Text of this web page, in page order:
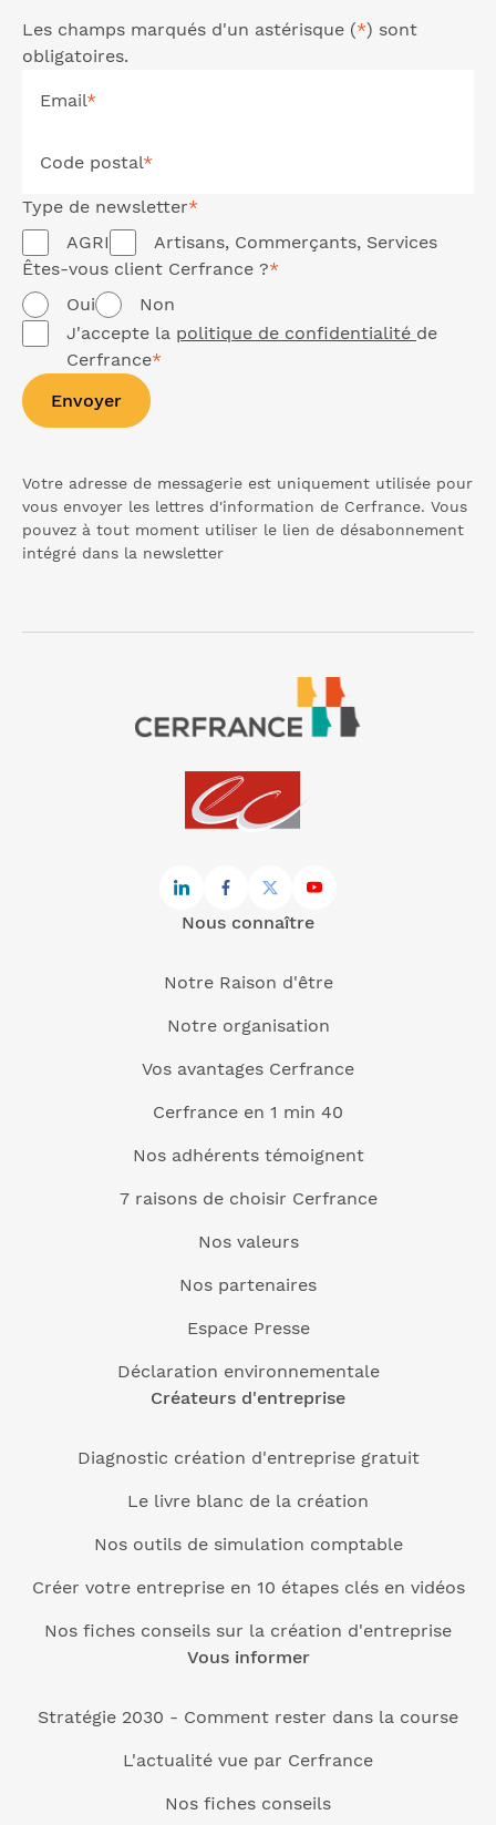
Les champs marqués d'un astérisque (*) sont
obligatoires.
Email*
Code postal*
Type de newsletter*
AGRI
Artisans, Commerçants, Services
Êtes-vous client Cerfrance ?*
Oui
Non
J'accepte la politique de confidentialité de
Cerfrance*
Envoyer
Votre adresse de messagerie est uniquement utilisée pour
vous envoyer les lettres d'information de Cerfrance. Vous
pouvez à tout moment utiliser le lien de désabonnement
intégré dans la newsletter
Nous connaître
Notre Raison d'être
Notre organisation
Vos avantages Cerfrance
Cerfrance en 1 min 40
Nos adhérents témoignent
7 raisons de choisir Cerfrance
Nos valeurs
Nos partenaires
Espace Presse
Déclaration environnementale
Créateurs d'entreprise
Diagnostic création d'entreprise gratuit
Le livre blanc de la création
Nos outils de simulation comptable
Créer votre entreprise en 10 étapes clés en vidéos
Nos fiches conseils sur la création d'entreprise
Vous informer
Stratégie 2030 - Comment rester dans la course
L'actualité vue par Cerfrance
Nos fiches conseils